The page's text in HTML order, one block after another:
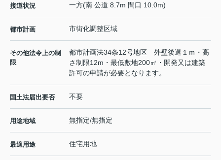
接道状況 一方(南 公道 8.7m 間口 10.0m)
都市計画 市街化調整区域
その他法令上の制
限
都市計画法34条12号地区 外壁後退１ｍ・高
さ制限12m・最低敷地200㎡・開発又は建築
許可の申請が必要となります。
国土法届出要否 不要
用途地域 無指定/無指定
最適用途 住宅用地